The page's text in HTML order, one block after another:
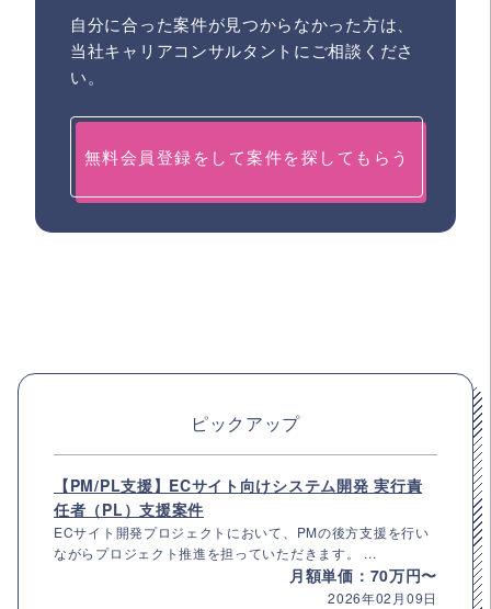
自分に合った案件が見つからなかった方は、
当社キャリアコンサルタントにご相談くださ
い。
無料会員登録をして案件を探してもらう
ピックアップ
【PM/PL支援】ECサイト向けシステム開発 実行責
任者（PL）支援案件
ECサイト開発プロジェクトにおいて、PMの後方支援を行い
ながらプロジェクト推進を担っていただきます。 ...
月額単価：70万円〜
2026年02月09日